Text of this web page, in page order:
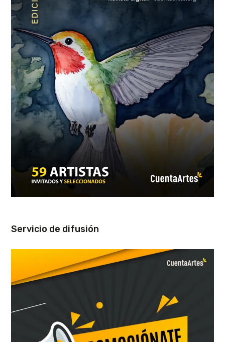
Servicio de difusión